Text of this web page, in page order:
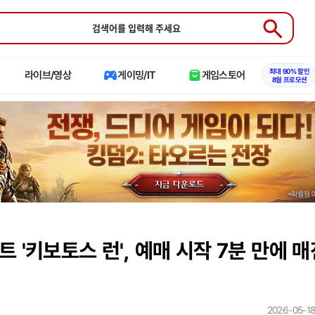
Submit
라이브/영상 게이밍/IT 게임스토어
최대 90% 할인
8월 프로모션
'키보토스 런', 예매 시작 7분 만에 매
2026-05-